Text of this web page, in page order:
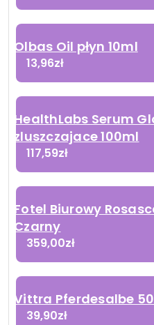
Olbas Oil płyn 10ml
13,96zł
HealthLabs Serum
zluszczajace 100ml
117,59zł
Fotel Biurowy
Czarny
359,00zł
Vittra Pferdesalbe
39,90zł